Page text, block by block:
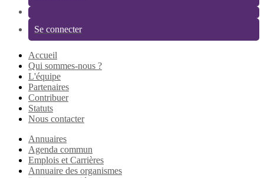
Se connecter
Accueil
Qui sommes-nous ?
L'équipe
Partenaires
Contribuer
Statuts
Nous contacter
Annuaires
Agenda commun
Emplois et Carrières
Annuaire des organismes